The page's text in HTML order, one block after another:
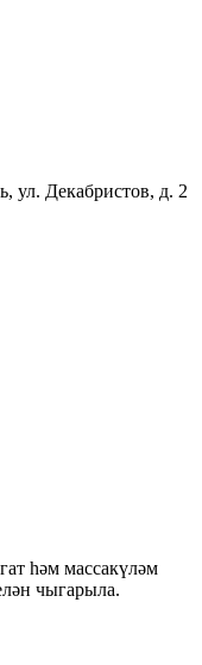
ул. Декабристов, д. 2
һәм массакүләм
чыгарыла.